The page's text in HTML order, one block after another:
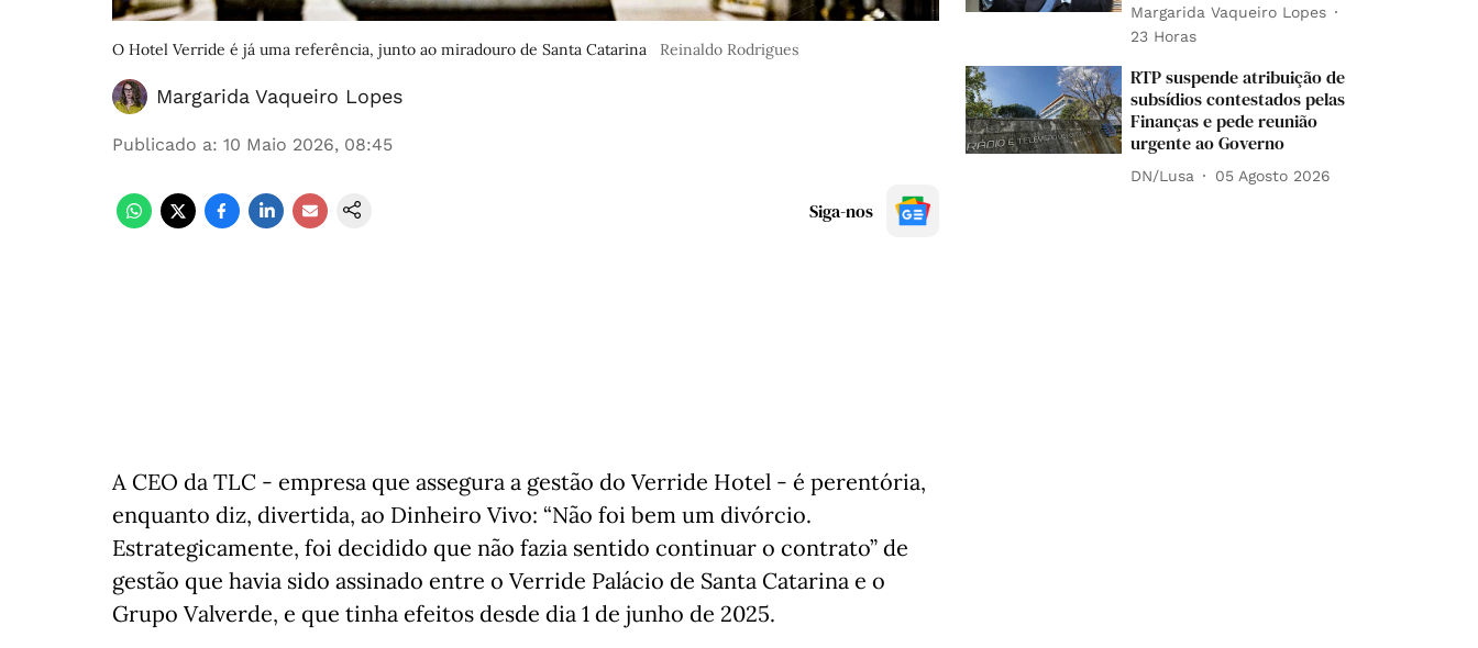
O Hotel Verride é já uma referência, junto ao miradouro de Santa Catarina Reinaldo Rodrigues
Margarida Vaqueiro Lopes
Publicado a: 10 Maio 2026, 08:45
Siga-nos
A CEO da TLC - empresa que assegura a gestão do Verride Hotel - é perentória,
enquanto diz, divertida, ao Dinheiro Vivo: “Não foi bem um divórcio.
Estrategicamente, foi decidido que não fazia sentido continuar o contrato” de
gestão que havia sido assinado entre o Verride Palácio de Santa Catarina e o
Grupo Valverde, e que tinha efeitos desde dia 1 de junho de 2025.
Margarida Vaqueiro Lopes
23 Horas
RTP suspende atribuição de
subsídios contestados pelas
Finanças e pede reunião
urgente ao Governo
DN/Lusa 05 Agosto 2026